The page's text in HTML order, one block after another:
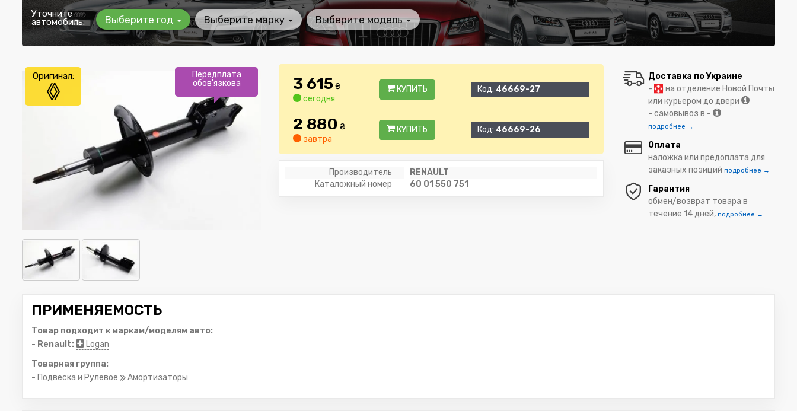
Уточните
автомобиль: Выберите год Выберите марку Выберите модель
Передплата
обов'язкова
Оригинал: 3 615₴
сегодня
КУПИТЬ Код: 46669-27
2 880 ₴
завтра
КУПИТЬ Код: 46669-26
Производитель
RENAULT
Каталожный номер
60 01 550 751
Доставка по Украине
-
на отделение Новой Почты
или курьером до двери
- самовывоз в -
подробнее →
Оплата
наложка или предоплата для
заказных позицийподробнее →
Гарантия
обмен/возврат товара в
течение 14 дней,подробнее →
ПРИМЕНЯЕМОСТЬ
Товар подходит к маркам/моделям авто:
- Renault:
Logan
Товарная группа:
- Подвеска и Рулевое
Амортизаторы